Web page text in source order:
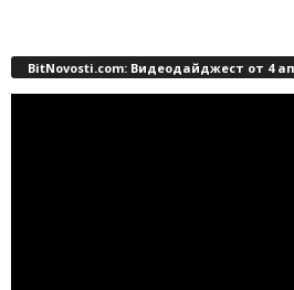
BitNovosti.com: Видеодайджест от 4